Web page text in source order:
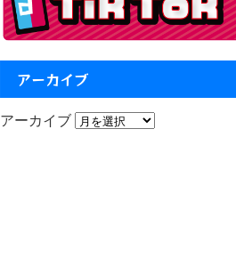
アーカイブ
アーカイブ